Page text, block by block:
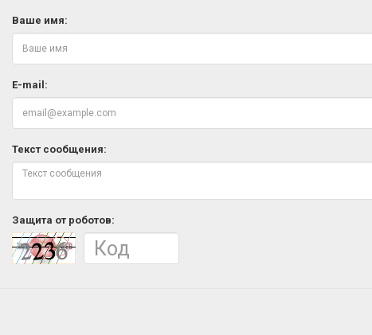
Ваше имя:
E-mail:
Текст сообщения:
Защита от роботов: